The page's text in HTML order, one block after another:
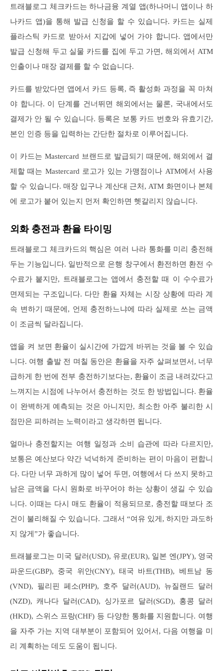
트래블로그 체크카드는 하나금융 계열 앱(하나머니 앱이나 하
나카드 앱)을 통해 발급 신청을 할 수 있습니다. 카드는 실제
플라스틱 카드로 받아서 지갑에 넣어 가야 합니다. 앱에서만
발급 신청해 두고 실물 카드를 집에 두고 가면, 해외에서 ATM
인출이나 매장 결제를 할 수 없습니다.
카드를 받았다면 앱에서 카드 등록, 즉 활성화 과정을 꼭 마쳐
야 합니다. 이 단계를 건너뛰면 해외에서는 물론, 국내에서도
결제가 안 될 수 있습니다. 등록은 보통 카드 번호와 유효기간,
본인 인증 등을 입력하는 간단한 절차로 이루어집니다.
이 카드는 Mastercard 브랜드로 발급되기 때문에, 해외에서 결
제할 때는 Mastercard 로고가 있는 가맹점이나 ATM에서 사용
할 수 있습니다. 매장 입구나 계산대 근처, ATM 화면이나 본체
에 로고가 붙어 있는지 먼저 확인하면 헷갈리지 않습니다.
외화 충전과 환율 타이밍
트래블로그 체크카드의 핵심은 여러 나라 통화를 미리 충전해
두는 기능입니다. 일반적으로 은행 창구에서 환전하면 환전 수
수료가 붙지만, 트래블로그는 앱에서 충전할 때 이 수수료가
면제되는 구조입니다. 다만 환율 자체는 시장 상황에 따라 계
속 변하기 때문에, 언제 충전하느냐에 따라 실제로 쓰는 금액
이 조금씩 달라집니다.
앱을 켜 보면 환율이 실시간에 가깝게 바뀌는 것을 볼 수 있습
니다. 여행 출발 전 며칠 동안은 환율을 자주 살펴보면서, 너무
급하게 한 번에 전부 충전하기보다는, 환율이 조금 내려갔다고
느껴지는 시점에 나누어서 충전하는 것도 한 방법입니다. 환율
이 완벽하게 예측되는 것은 아니지만, 최소한 아주 불리한 시
점만은 피하려는 노력이라고 생각하면 됩니다.
얼마나 충전할지는 여행 일정과 소비 습관에 따라 다르지만,
보통은 예산보다 약간 넉넉하게 준비하는 편이 마음이 편합니
다. 다만 너무 과하게 많이 넣어 두면, 여행에서 다 쓰지 못하고
남은 금액을 다시 원화로 바꾸어야 하는 상황이 생길 수 있습
니다. 이때는 다시 매도 환율이 적용되므로, 충전할 때보다 조
건이 불리해질 수 있습니다. 그래서 “여유 있게, 하지만 과도하
지 않게”가 좋습니다.
트래블로그는 미국 달러(USD), 유로(EUR), 일본 엔(JPY), 영국
파운드(GBP), 중국 위안(CNY), 태국 바트(THB), 베트남 동
(VND), 필리핀 페소(PHP), 호주 달러(AUD), 뉴질랜드 달러
(NZD), 캐나다 달러(CAD), 싱가포르 달러(SGD), 홍콩 달러
(HKD), 스위스 프랑(CHF) 등 다양한 통화를 지원합니다. 여행
을 자주 가는 지역 대부분이 포함되어 있어서, 다음 여행을 미
리 계획하는 데도 도움이 됩니다.